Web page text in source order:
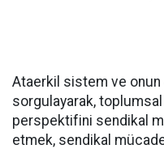
Ataerkil sistem ve onun
sorgulayarak,
perspektifini sendikal
etmek, sendikal